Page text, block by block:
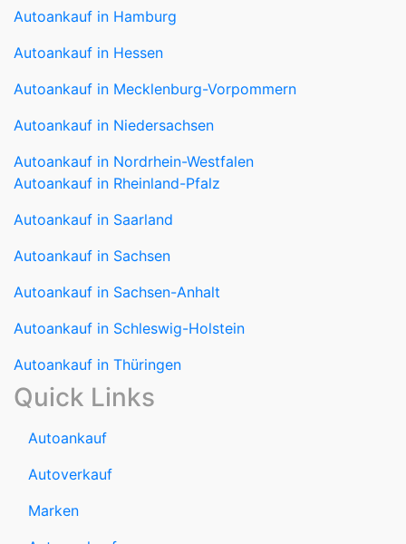
Autoankauf in Niedersachsen
Autoankauf in Rheinland-Pfalz
Autoankauf in Thüringen
Quick Links